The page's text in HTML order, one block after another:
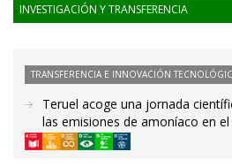
INVESTIGACIÓN Y TRANSFERENCIA
TRANSFERENCIA E INNOVACIÓN
Teruel acoge una jornada
las emisiones de amoníaco en